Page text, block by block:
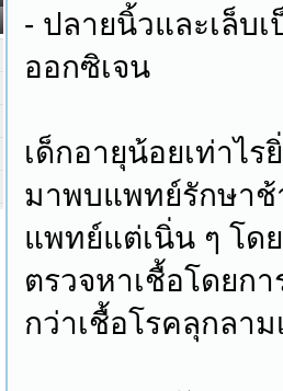
- ปลายนิ้วและเล็บ
ออกซิเจน
เด็กอายุน้อยเท่าไ
มาพบแพทย์รักษาช้
แพทย์แต่เนิ่น ๆ โด
ตรวจหาเชื้อโดยก
กว่าเชื้อโรคลุกลา